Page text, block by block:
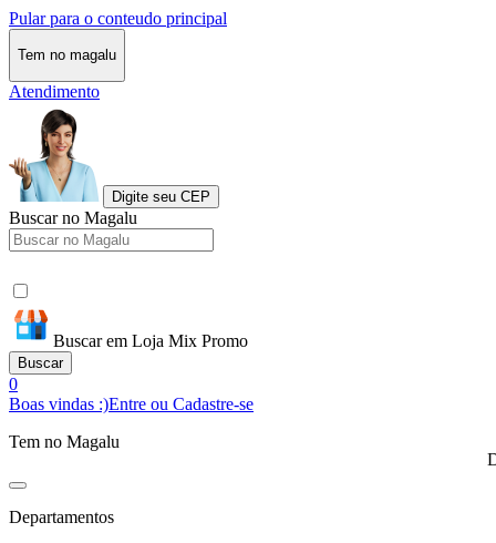
Pular para o conteudo principal
Tem no magalu
Atendimento
Digite seu CEP
Buscar no Magalu
Buscar em Loja Mix Promo
Buscar
0
Boas vindas :)Entre ou Cadastre-se
Tem no Magalu
Departamentos